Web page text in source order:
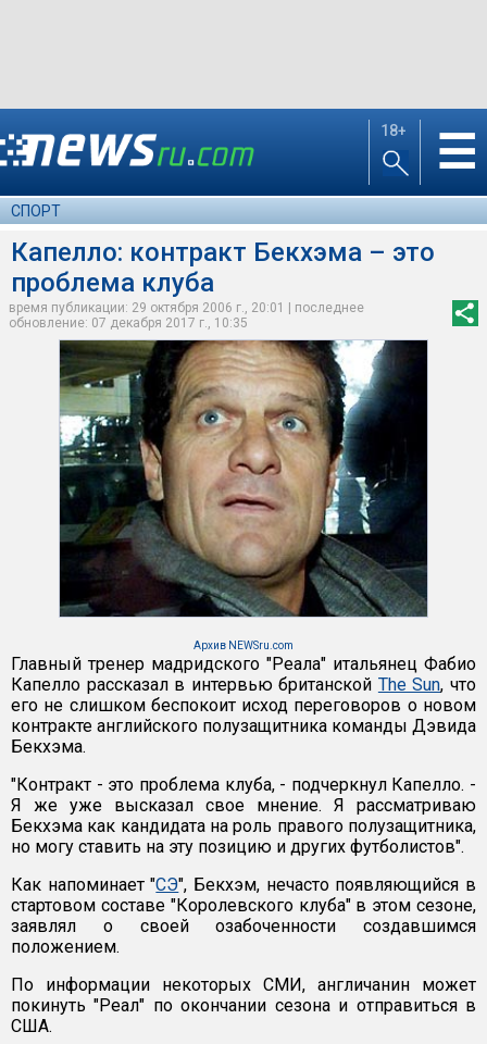
18+ ☰
СПОРТ
Капелло: контракт Бекхэма – это
проблема клуба
время публикации: 29 октября 2006 г., 20:01 | последнее
обновление: 07 декабря 2017 г., 10:35
Архив NEWSru.com
Главный тренер мадридского "Реала" итальянец Фабио
Капелло рассказал в интервью британской The Sun, что
его не слишком беспокоит исход переговоров о новом
контракте английского полузащитника команды Дэвида
Бекхэма.
"Контракт - это проблема клуба, - подчеркнул Капелло. -
Я же уже высказал свое мнение. Я рассматриваю
Бекхэма как кандидата на роль правого полузащитника,
но могу ставить на эту позицию и других футболистов".
Как напоминает "СЭ", Бекхэм, нечасто появляющийся в
стартовом составе "Королевского клуба" в этом сезоне,
заявлял о своей озабоченности создавшимся
положением.
По информации некоторых СМИ, англичанин может
покинуть "Реал" по окончании сезона и отправиться в
США.